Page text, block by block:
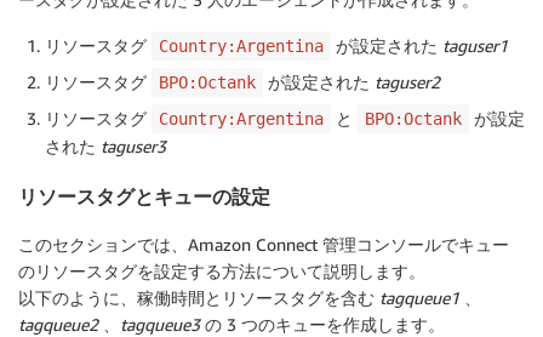
リソースタグ Country:Argentina が設定された taguser1
リソースタグ
BPO:Octank が設定された taguser2
リソースタグ
Country:Argentina と BPO:Octank
が設定
された taguser3
リソースタグとキューの設定
このセクションでは、Amazon Connect 管理コンソールでキュー
のリソースタグを設定する方法について説明します。
以下のように、稼働時間とリソースタグを含む tagqueue1
tagqueue2、 tagqueue3の 3 つのキューを作成します。